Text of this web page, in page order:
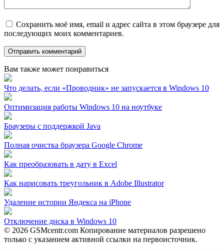
Сохранить моё имя, email и адрес сайта в этом браузере для
последующих моих комментариев.
Вам также может понравиться
Что делать, если «Проводник» не запускается в Windows 10
Оптимизация работы Windows 10 на ноутбуке
Браузеры с поддержкой Java
Полная очистка браузера Google Chrome
Как преобразовать в дату в Excel
Как нарисовать треугольник в Adobe Illustrator
Удаление истории Яндекса на iPhone
Отключение диска в Windows 10
© 2026 GSMcentr.com Копирование материалов разрешено
только с указанием активной ссылки на первоисточник.